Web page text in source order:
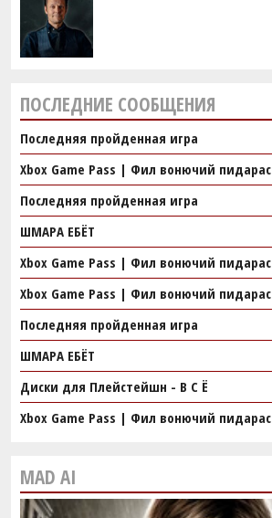
ПОСЛЕДНИЕ СООБЩЕНИЯ
Последняя пройденная игра
Xbox Game Pass | Фил вонючий пидарас
Последняя пройденная игра
ШМАРА ЕБЁТ
Xbox Game Pass | Фил вонючий пидарас
Xbox Game Pass | Фил вонючий пидарас
Последняя пройденная игра
ШМАРА ЕБЁТ
Диски для Плейстейшн - В С Ё
Xbox Game Pass | Фил вонючий пидарас
MAD AI